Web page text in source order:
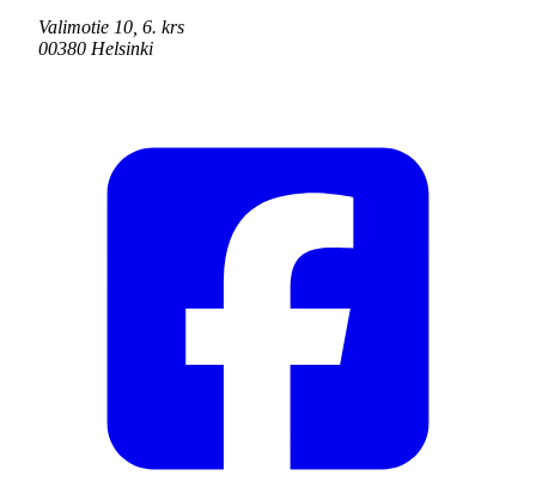
Valimotie 10, 6. krs
00380 Helsinki